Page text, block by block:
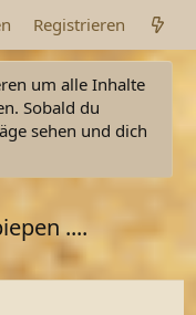
Registrieren
um alle Inhalte
Sobald du
sehen und dich
....